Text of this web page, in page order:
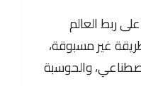
ربط العالم
غير مسبوقة،
والحوسبة